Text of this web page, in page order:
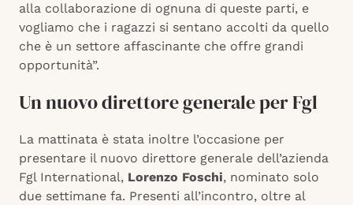
alla collaborazione di ognuna di queste parti, e
vogliamo che i ragazzi si sentano accolti da quello
che è un settore affascinante che offre grandi
opportunità”.
Un nuovo direttore generale per Fgl
La mattinata è stata inoltre l’occasione per
presentare il nuovo direttore generale dell’azienda
Fgl International, Lorenzo Foschi, nominato solo
due settimane fa. Presenti all’incontro, oltre al